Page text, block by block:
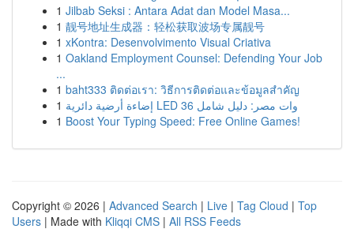
1 Jilbab Seksi : Antara Adat dan Model Masa...
1 靓号地址生成器：轻松获取波场专属靓号
1 xKontra: Desenvolvimento Visual Criativa
1 Oakland Employment Counsel: Defending Your Job
...
1 baht333 ติดต่อเรา: วิธีการติดต่อและข้อมูลสำคัญ
1
إضاءة أرضية دائرية LED 36 وات مصر: دليل شامل
1 Boost Your Typing Speed: Free Online Games!
Copyright © 2026 | Advanced Search | Live | Tag Cloud | Top
Users | Made with Kliqqi CMS | All RSS Feeds